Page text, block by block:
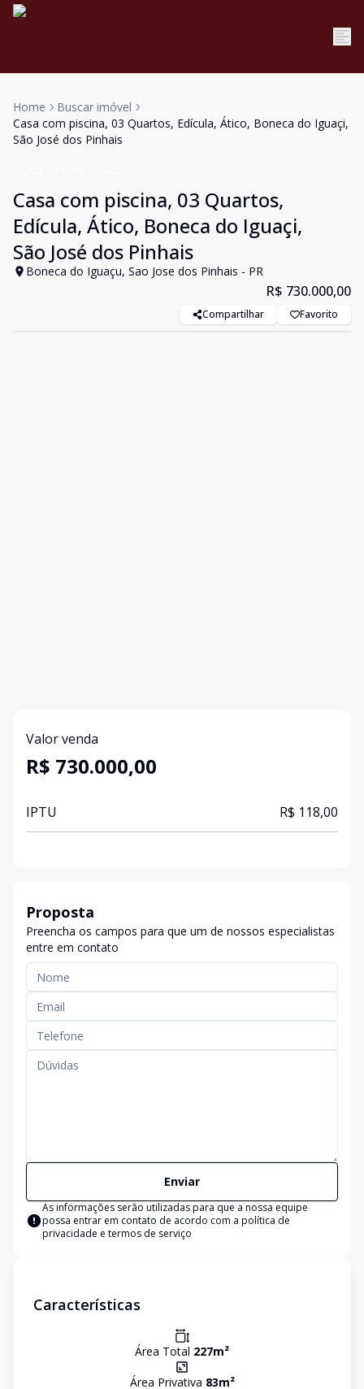
Home
Buscar imóvel
Casa com piscina, 03 Quartos, Edícula, Ático, Boneca do Iguaçi,
São José dos Pinhais
Casa com piscina, 03 Quartos,
Edícula, Ático, Boneca do Iguaçi,
São José dos Pinhais
Boneca do Iguaçu, Sao Jose dos Pinhais - PR
R$ 730.000,00
Compartilhar Favorito
Valor venda
R$ 730.000,00
IPTU R$ 118,00
Proposta
Preencha os campos para que um de nossos especialistas
entre em contato
Enviar
As informações serão utilizadas para que a nossa equipe
possa entrar em contato de acordo com a política de
privacidade e termos de serviço
Características
Área Total 227m²
Área Privativa 83m²